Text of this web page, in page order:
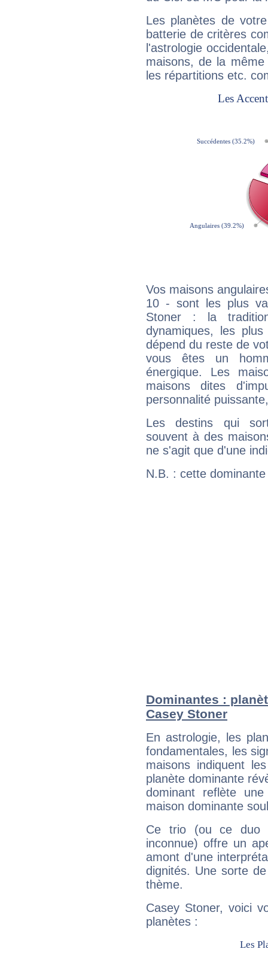
Les planètes de
batterie de critères
l'astrologie
maisons, de la
les répartitions etc.
Vos maisons
10 - sont les plus
Stoner : la
dynamiques, les
dépend du reste de
vous êtes un
énergique. Les
maisons dites
personnalité
Les destins qui
souvent à des
ne s'agit que d'une
N.B. : cette
Dominantes :
Casey Stoner
En astrologie, les
fondamentales, les
maisons indiquent
planète dominante
dominant reflète
maison dominante
Ce trio (ou ce duo
inconnue) offre un
amont d'une
dignités. Une sorte
thème.
Casey Stoner, voici
planètes :